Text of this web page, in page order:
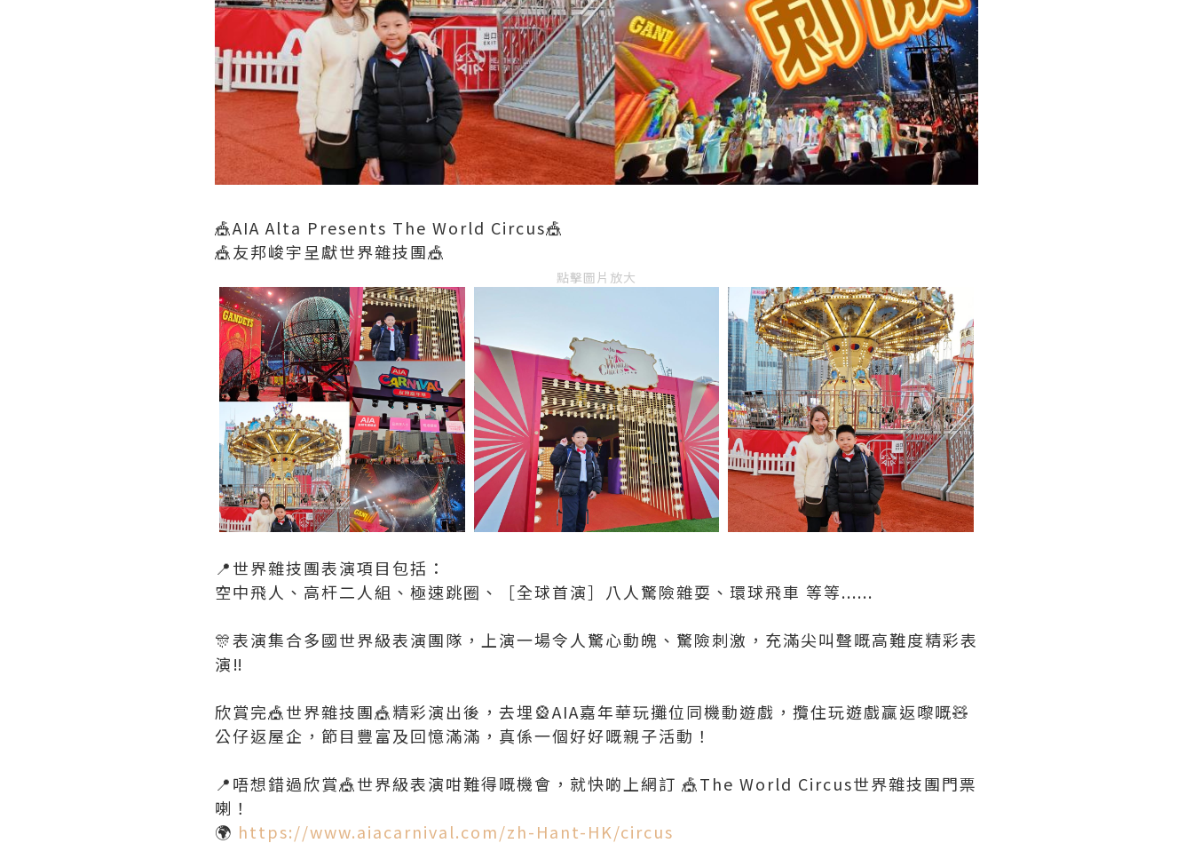
🎪AIA Alta Presents The World Circus🎪
🎪友邦峻宇呈獻世界雜技團🎪
點擊圖片放大
📍世界雜技團表演項目包括：
空中飛人、高杆二人組、極速跳圈、［全球首演］八人驚險雜耍、環球飛車 等等......
🎊表演集合多國世界級表演團隊，上演一場令人驚心動魄、驚險刺激，充滿尖叫聲嘅高難度精彩表
演‼️
欣賞完🎪世界雜技團🎪精彩演出後，去埋🎡AIA嘉年華玩攤位同機動遊戲，攬住玩遊戲贏返嚟嘅🧸
公仔返屋企，節目豐富及回憶滿滿，真係一個好好嘅親子活動！
📍唔想錯過欣賞🎪世界級表演咁難得嘅機會，就快啲上網訂 🎪The World Circus世界雜技團門票
喇！
🌍 https://www.aiacarnival.com/zh-Hant-HK/circus